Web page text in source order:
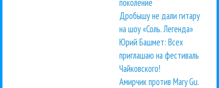
поколение
Дробышу не дали гитару
на шоу «Соль. Легенда»
Юрий Башмет: Всех
приглашаю на фестиваль
Чайковского!
Амирчик против Mary Gu.